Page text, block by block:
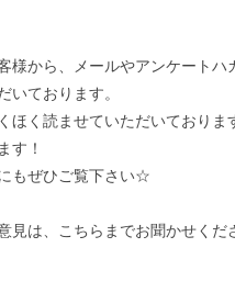
様から、メールやアンケートハ
いております。
ほく読ませていただいておりま
す！
もぜひご覧下さい☆
見は、 こちら までお聞かせく